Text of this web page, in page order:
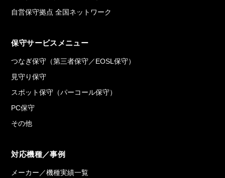
自営保守拠点 全国ネットワーク
保守サービスメニュー
つなぎ保守（第三者保守／EOSL保守）
見守り保守
スポット保守（パーコール保守）
PC保守
その他
対応機種／事例
メーカー／機種実績一覧